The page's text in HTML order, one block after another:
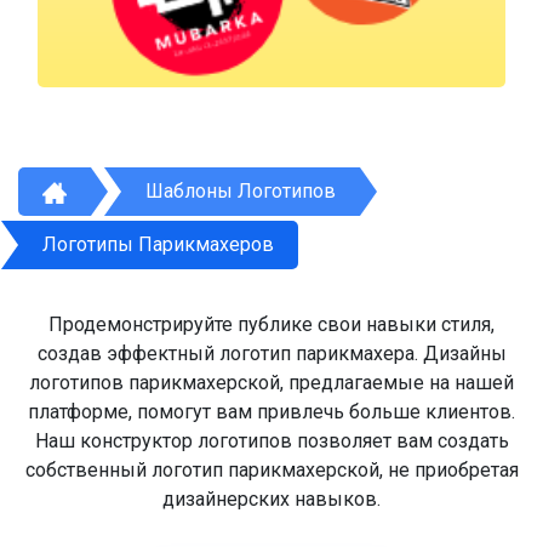
Шаблоны Логотипов
Логотипы Парикмахеров
Продемонстрируйте публике свои навыки стиля,
создав эффектный логотип парикмахера. Дизайны
логотипов парикмахерской, предлагаемые на нашей
платформе, помогут вам привлечь больше клиентов.
Наш конструктор логотипов позволяет вам создать
собственный логотип парикмахерской, не приобретая
дизайнерских навыков.